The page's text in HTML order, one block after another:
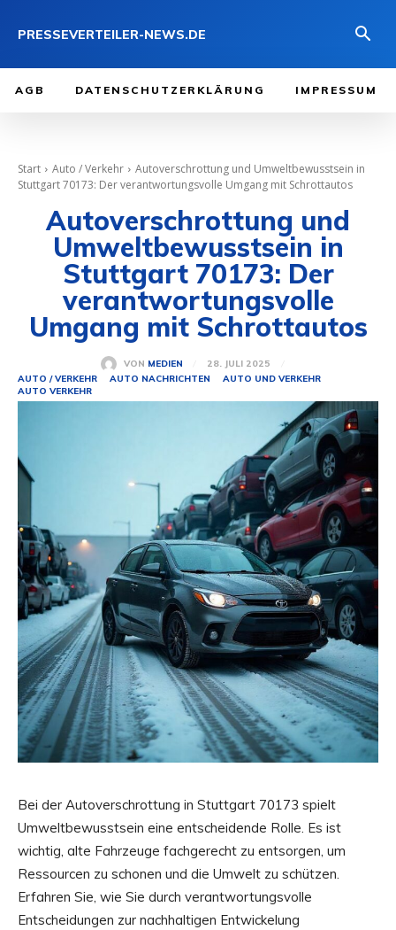
PRESSEVERTEILER-NEWS.DE
AGB DATENSCHUTZERKLÄRUNG IMPRESSUM
Start Auto / Verkehr
Autoverschrottung und Umweltbewusstsein in
Stuttgart 70173: Der verantwortungsvolle Umgang mit Schrottautos
Autoverschrottung und
Umweltbewusstsein in
Stuttgart 70173: Der
verantwortungsvolle
Umgang mit Schrottautos
VON MEDIEN
28. JULI 2025
AUTO / VERKEHR
AUTO NACHRICHTEN
AUTO UND VERKEHR
AUTO VERKEHR
Bei der Autoverschrottung in Stuttgart 70173 spielt
Umweltbewusstsein eine entscheidende Rolle. Es ist
wichtig, alte Fahrzeuge fachgerecht zu entsorgen, um
Ressourcen zu schonen und die Umwelt zu schützen.
Erfahren Sie, wie Sie durch verantwortungsvolle
Entscheidungen zur nachhaltigen Entwickelung